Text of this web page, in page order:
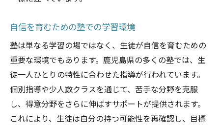
自信を育むための塾での学習環境
塾は単なる学習の場ではなく、生徒が自信を育むための
重要な環境でもあります。鹿児島県の多くの塾では、生
徒一人ひとりの特性に合わせた指導が行われています。
個別指導や少人数クラスを通じて、苦手な分野を克服
し、得意分野をさらに伸ばすサポートが提供されます。
これにより、生徒は自分の持つ可能性を再確認し、目標